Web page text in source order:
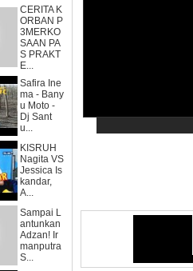
CERITA K
ORBAN P
3MERKO
SAAN PA
S PRAKT
E...
Safira Ine
ma - Bany
u Moto -
Dj Sant
u...
KISRUH
Nagita VS
Jessica Is
kandar,
A...
Sampai L
antunkan
Adzan! Ir
manputra
S...